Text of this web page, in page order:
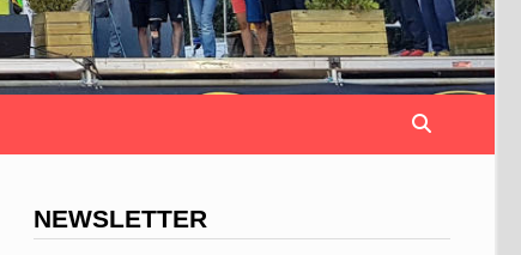
NEWSLETTER